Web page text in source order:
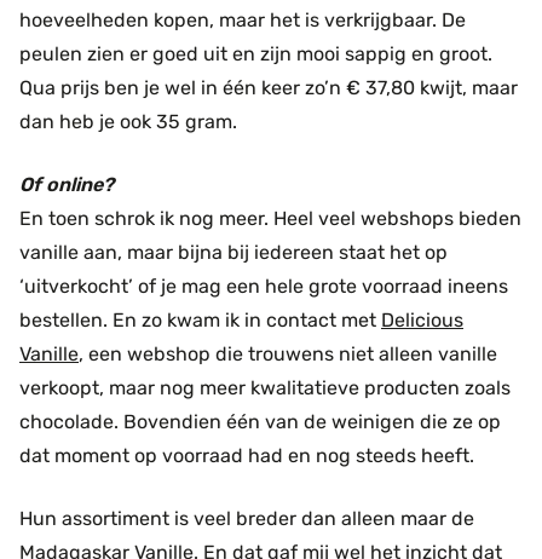
hoeveelheden kopen, maar het is verkrijgbaar. De
peulen zien er goed uit en zijn mooi sappig en groot.
Qua prijs ben je wel in één keer zo’n € 37,80 kwijt, maar
dan heb je ook 35 gram.
Of online?
En toen schrok ik nog meer. Heel veel webshops bieden
vanille aan, maar bijna bij iedereen staat het op
‘uitverkocht’ of je mag een hele grote voorraad ineens
bestellen. En zo kwam ik in contact met Delicious
Vanille, een webshop die trouwens niet alleen vanille
verkoopt, maar nog meer kwalitatieve producten zoals
chocolade. Bovendien één van de weinigen die ze op
dat moment op voorraad had en nog steeds heeft.
Hun assortiment is veel breder dan alleen maar de
Madagaskar Vanille. En dat gaf mij wel het inzicht dat